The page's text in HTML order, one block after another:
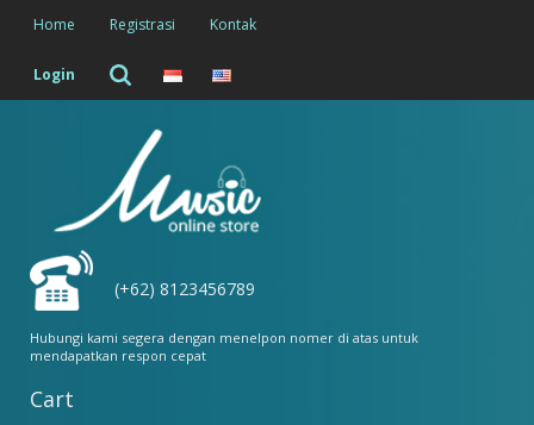
Home Registrasi Kontak
Login
(+62) 8123456789
Hubungi kami segera dengan menelpon nomer di atas untuk
mendapatkan respon cepat
Cart